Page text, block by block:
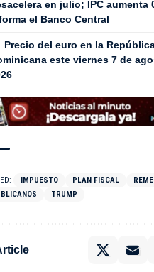
en julio; IPC aumenta
el Banco Central
Precio del euro en la
este viernes 7 de
IMPUESTO PLAN FISCAL
TRUMP